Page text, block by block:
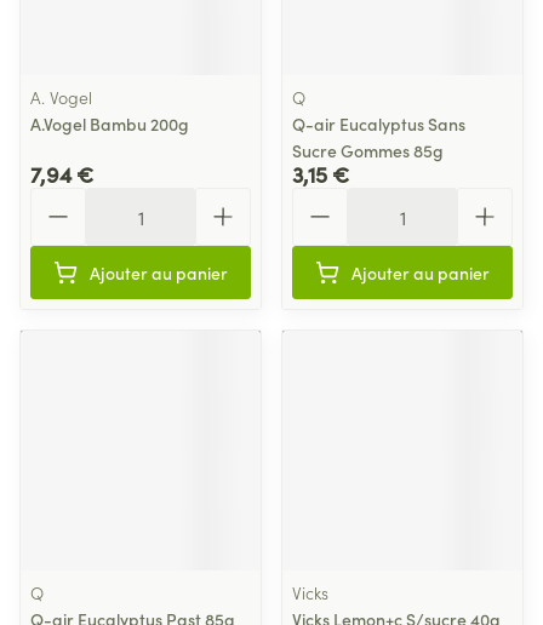
A. Vogel
A.Vogel Bambu 200g
7,94 €
Ajouter au panier
Q
Q-air Eucalyptus Sans
Sucre Gommes 85g
3,15 €
Ajouter au panier
Q
Q-air Eucalyptus Past 85g
Vicks
Vicks Lemon+c S/sucre 40g